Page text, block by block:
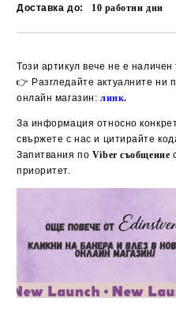
Доставка до: 10 работни дни
Този артикул вече не е наличен
👉 Разгледайте актуалните ни
онлайн магазин: линк.
За информация относно
свържете с нас и цитирайте
Запитвания по Viber съобщение
приоритет.